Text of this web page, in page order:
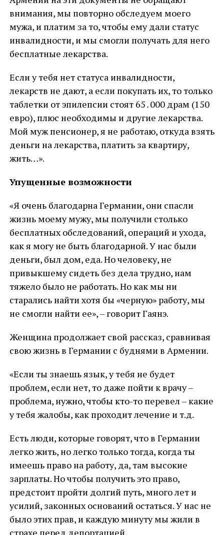
внимания, мы повторно обследуем моего
мужа, и платим за то, чтобы ему дали статус
инвалидности, и мы смогли получать для него
бесплатные лекарства.
Если у тебя нет статуса инвалидности,
лекарств не дают, а если покупать их, то только
таблетки от эпилепсии стоят 65․000 драм (150
евро), плюс необходимы и другие лекарства.
Мой муж пенсионер, я не работаю, откуда взять
деньги на лекарства, платить за квартиру,
жить…».
Упущенные возможности
«Я очень благодарна Германии, они спасли
жизнь моему мужу, мы получили столько
бесплатных обследований, операций и ухода,
как я могу не быть благодарной. У нас были
деньги, был дом, еда. Но человеку, не
привыкшему сидеть без дела трудно, нам
тяжело было не работать. Но как мы ни
старались найти хотя бы «черную» работу, мы
не смогли найти ее», – говорит Гаянэ.
Женщина продолжает свой рассказ, сравнивая
свою жизнь в Германии с буднями в Армении.
«Если ты знаешь язык, у тебя не будет
проблем, если нет, то даже пойти к врачу –
проблема, нужно, чтобы кто-то перевел – какие
у тебя жалобы, как проходит лечение и т.д.
Есть люди, которые говорят, что в Германии
легко жить, но легко только тогда, когда ты
имеешь право на работу, да, там высокие
зарплаты. Но чтобы получить это право,
предстоит пройти долгий путь, много лет и
усилий, законных оснований остаться. У нас не
было этих прав, и каждую минуту мы жили в
страхе перед депортацией.